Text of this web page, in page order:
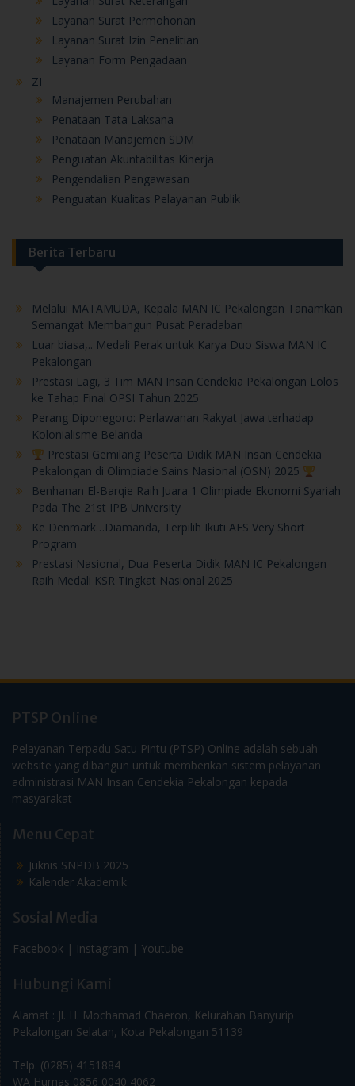
Layanan Surat Permohonan
Layanan Surat Izin Penelitian
Layanan Form Pengadaan
ZI
Manajemen Perubahan
Penataan Tata Laksana
Penataan Manajemen SDM
Penguatan Akuntabilitas Kinerja
Pengendalian Pengawasan
Penguatan Kualitas Pelayanan Publik
Berita Terbaru
Melalui MATAMUDA, Kepala MAN IC Pekalongan Tanamkan
Semangat Membangun Pusat Peradaban
Luar biasa,.. Medali Perak untuk Karya Duo Siswa MAN IC
Pekalongan
Prestasi Lagi, 3 Tim MAN Insan Cendekia Pekalongan Lolos
ke Tahap Final OPSI Tahun 2025
Perang Diponegoro: Perlawanan Rakyat Jawa terhadap
Kolonialisme Belanda
Prestasi Gemilang Peserta Didik MAN Insan Cendekia
Pekalongan di Olimpiade Sains Nasional (OSN) 2025
Benhanan El-Barqie Raih Juara 1 Olimpiade Ekonomi Syariah
Pada The 21st IPB University
Ke Denmark…Diamanda, Terpilih Ikuti AFS Very Short
Program
Prestasi Nasional, Dua Peserta Didik MAN IC Pekalongan
Raih Medali KSR Tingkat Nasional 2025
PTSP Online
Pelayanan Terpadu Satu Pintu (PTSP) Online adalah sebuah
website yang dibangun untuk memberikan sistem pelayanan
administrasi MAN Insan Cendekia Pekalongan kepada
masyarakat
Menu Cepat
Juknis SNPDB 2025
Kalender Akademik
Sosial Media
Facebook | Instagram | Youtube
Hubungi Kami
Alamat : Jl. H. Mochamad Chaeron, Kelurahan Banyurip
Pekalongan Selatan, Kota Pekalongan 51139
Telp. (0285) 4151884
WA Humas 0856 0040 4062